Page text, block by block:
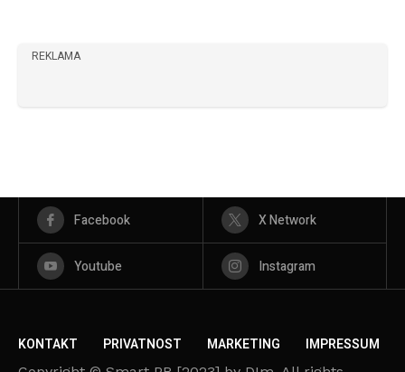
REKLAMA
Facebook X Network
Youtube Instagram
KONTAKT PRIVATNOST MARKETING IMPRESSUM